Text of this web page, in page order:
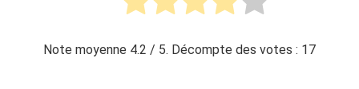
Note moyenne 4.2 / 5. Décompte des votes : 17